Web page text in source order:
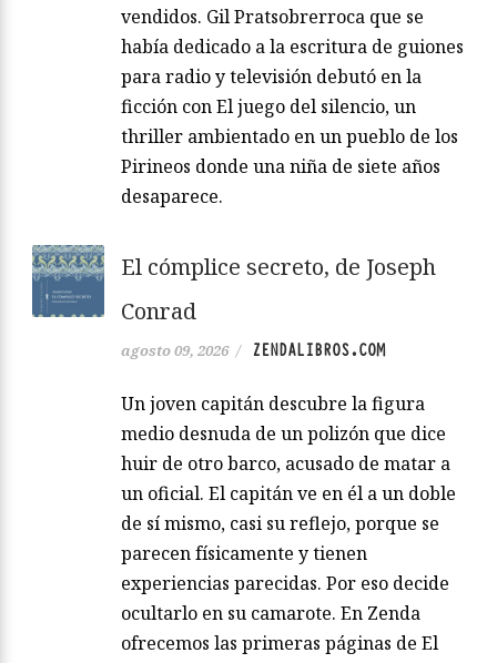
vendidos. Gil Pratsobrerroca que se
había dedicado a la escritura de guiones
para radio y televisión debutó en la
ficción con El juego del silencio, un
thriller ambientado en un pueblo de los
Pirineos donde una niña de siete años
desaparece.
El cómplice secreto, de Joseph
Conrad
agosto 09, 2026 / ZENDALIBROS.COM
Un joven capitán descubre la figura
medio desnuda de un polizón que dice
huir de otro barco, acusado de matar a
un oficial. El capitán ve en él a un doble
de sí mismo, casi su reflejo, porque se
parecen físicamente y tienen
experiencias parecidas. Por eso decide
ocultarlo en su camarote. En Zenda
ofrecemos las primeras páginas de El